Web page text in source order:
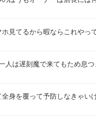
見てるから暇ならこれやっ
人は遅刻魔で来てもため息つ
身を覆って予防しなきゃい